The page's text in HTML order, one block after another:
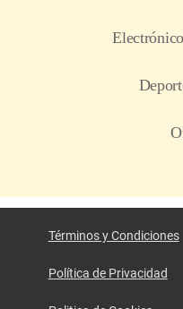
Términos y Condiciones
Política de Privacidad